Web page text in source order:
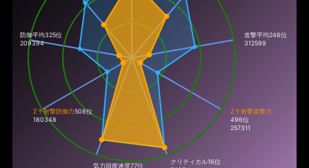
攻撃平均246位
312599
Z↑射撃攻撃力
496位
257311
クリティカル16位
気力回復速度77位
Z↑射撃防御力508位
180348
防御平均325位
209394